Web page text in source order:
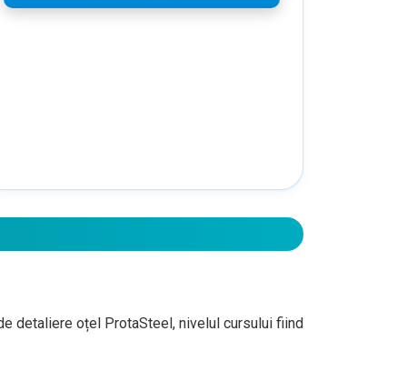
detaliere oțel ProtaSteel, nivelul cursului fiind